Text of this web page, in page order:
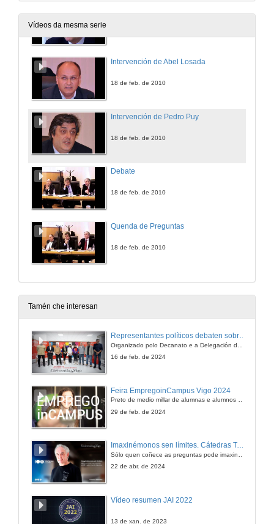
Vídeos da mesma serie
Intervención de Abel Losada
18 de feb. de 2010
Intervención de Pedro Puy
18 de feb. de 2010
Debate
18 de feb. de 2010
Quenda de Preguntas
18 de feb. de 2010
Tamén che interesan
Representantes políticos debaten sobre educación e xuventude no campus de Pontevedra
16 de feb. de 2024
Feira EmpregoinCampus Vigo 2024
Preto de medio millar de alumnas e alumnos buscan coñecer máis de preto as oportunidades que lles achegan as arredor de medio cento de empresas que participan na edición viguesa da feira. Xunto coa visita aos stands, durante a feria desenvólvense varias actividades complementarias, como obradoiros, conversas, mesas redondas ou o pasaporte de empregabilidade, un espazo no que poderán recibir asesoramento sobre o seu CV.
29 de feb. de 2024
Imaxinémonos sen límites. Cátedras Telefónica
22 de abr. de 2024
Vídeo resumen JAI 2022
13 de xan. de 2023